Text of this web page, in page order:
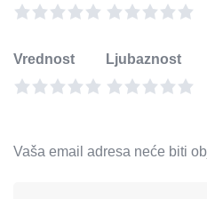
Vrednost Ljubaznost
Vaša email adresa neće biti